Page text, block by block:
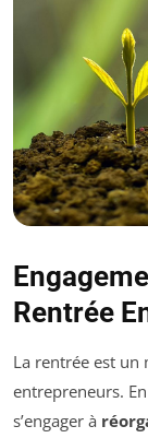
Rentrée
La rentrée est
entrepreneurs.
s’engager à